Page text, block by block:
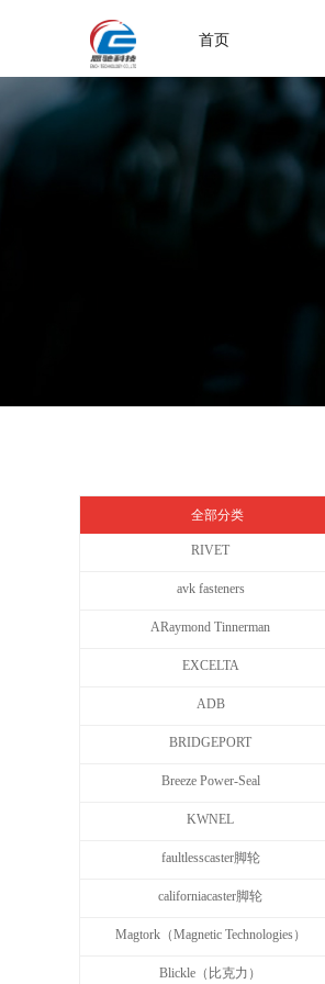
首页
全部分类
RIVET
avk fasteners
ARaymond Tinnerman
EXCELTA
ADB
BRIDGEPORT
Breeze Power-Seal
KWNEL
faultlesscaster脚轮
californiacaster脚轮
Magtork（Magnetic Technologies）
Blickle（比克力）